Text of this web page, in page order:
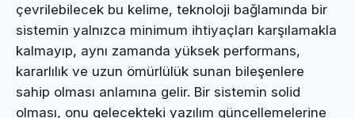
çevrilebilecek bu kelime, teknoloji bağlamında bir
sistemin yalnızca minimum ihtiyaçları karşılamakla
kalmayıp, aynı zamanda yüksek performans,
kararlılık ve uzun ömürlülük sunan bileşenlere
sahip olması anlamına gelir. Bir sistemin solid
olması, onu gelecekteki yazılım güncellemelerine